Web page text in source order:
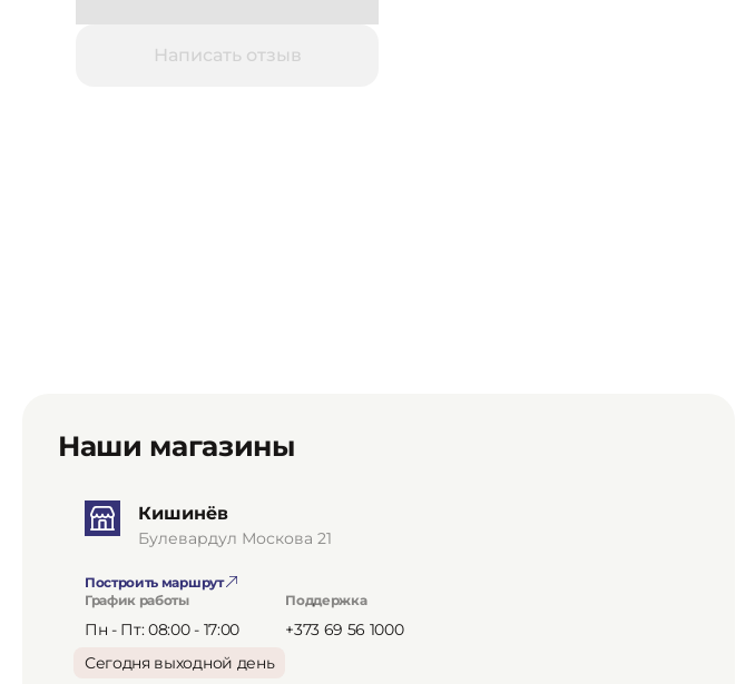
Написать отзыв
Наши магазины
Кишинёв
Булевардул Москова 21
Построить маршрут
График работы
Пн - Пт: 08:00 - 17:00
Сегодня выходной день
Поддержка
+373 69 56 1000